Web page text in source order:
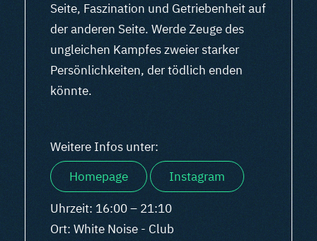
Seite, Faszination und Getriebenheit auf
der anderen Seite. Werde Zeuge des
ungleichen Kampfes zweier starker
Persönlichkeiten, der tödlich enden
könnte.
Weitere Infos unter:
Homepage
Instagram
Uhrzeit: 16:00 – 21:10
Ort: White Noise - Club